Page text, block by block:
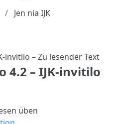
Jen nia IJK
4.2 – IJK-invitilo
üben